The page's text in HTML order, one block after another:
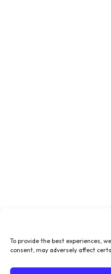
To provide the best experiences,
consent, may adversely affect